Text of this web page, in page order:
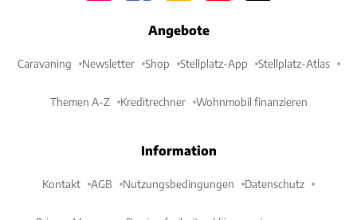
Angebote
Caravaning Newsletter Shop Stellplatz-App Stellplatz-Atlas
Themen A-Z Kreditrechner Wohnmobil finanzieren
Information
Kontakt AGB Nutzungsbedingungen Datenschutz